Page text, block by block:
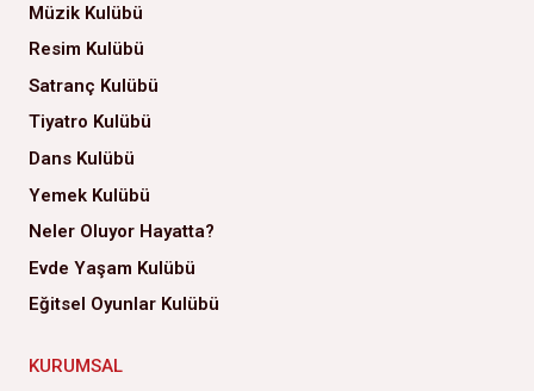
Müzik Kulübü
Resim Kulübü
Satranç Kulübü
Tiyatro Kulübü
Dans Kulübü
Yemek Kulübü
Neler Oluyor Hayatta?
Evde Yaşam Kulübü
Eğitsel Oyunlar Kulübü
KURUMSAL